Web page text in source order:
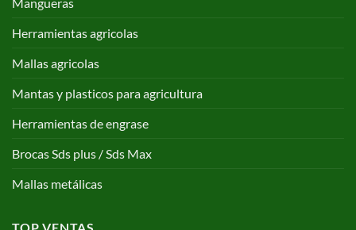
Mangueras
Herramientas agricolas
Mallas agricolas
Mantas y plasticos para agricultura
Herramientas de engrase
Brocas Sds plus / Sds Max
Mallas metálicas